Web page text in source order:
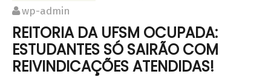
wp-admin
REITORIA DA UFSM OCUPADA:
ESTUDANTES SÓ SAIRÃO COM
REIVINDICAÇÕES ATENDIDAS!